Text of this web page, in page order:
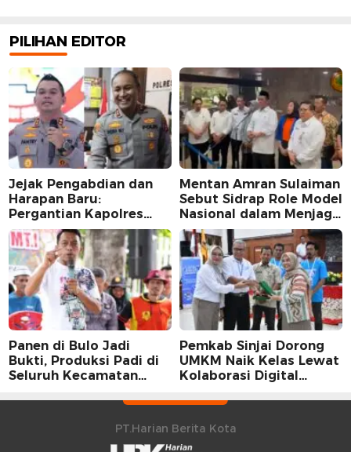
PILIHAN EDITOR
Jejak Pengabdian dan
Harapan Baru:
Pergantian Kapolres
Sidrap dalam Perspektif
Karier Dua Perwira
Mentan Amran Sulaiman
Sebut Sidrap Role Model
Nasional dalam Menjaga
Stabilitas Harga Telur
Panen di Bulo Jadi
Bukti, Produksi Padi di
Seluruh Kecamatan
Peningkatan
Pemkab Sinjai Dorong
UMKM Naik Kelas Lewat
Kolaborasi Digital
PT.Harian Berita Kota